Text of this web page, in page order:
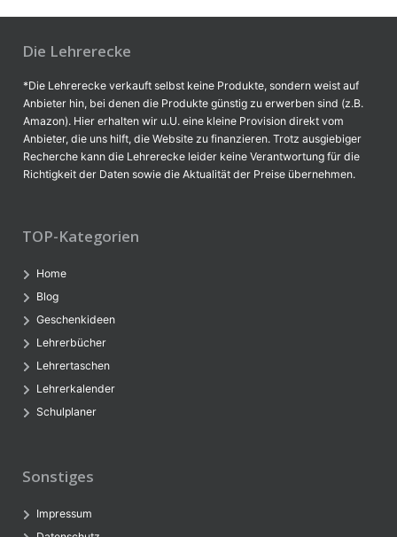
Die Lehrerecke
*Die Lehrerecke verkauft selbst keine Produkte, sondern weist auf
Anbieter hin, bei denen die Produkte günstig zu erwerben sind (z.B.
Amazon). Hier erhalten wir u.U. eine kleine Provision direkt vom
Anbieter, die uns hilft, die Website zu finanzieren. Trotz ausgiebiger
Recherche kann die Lehrerecke leider keine Verantwortung für die
Richtigkeit der Daten sowie die Aktualität der Preise übernehmen.
TOP-Kategorien
Home
Blog
Geschenkideen
Lehrerbücher
Lehrertaschen
Lehrerkalender
Schulplaner
Sonstiges
Impressum